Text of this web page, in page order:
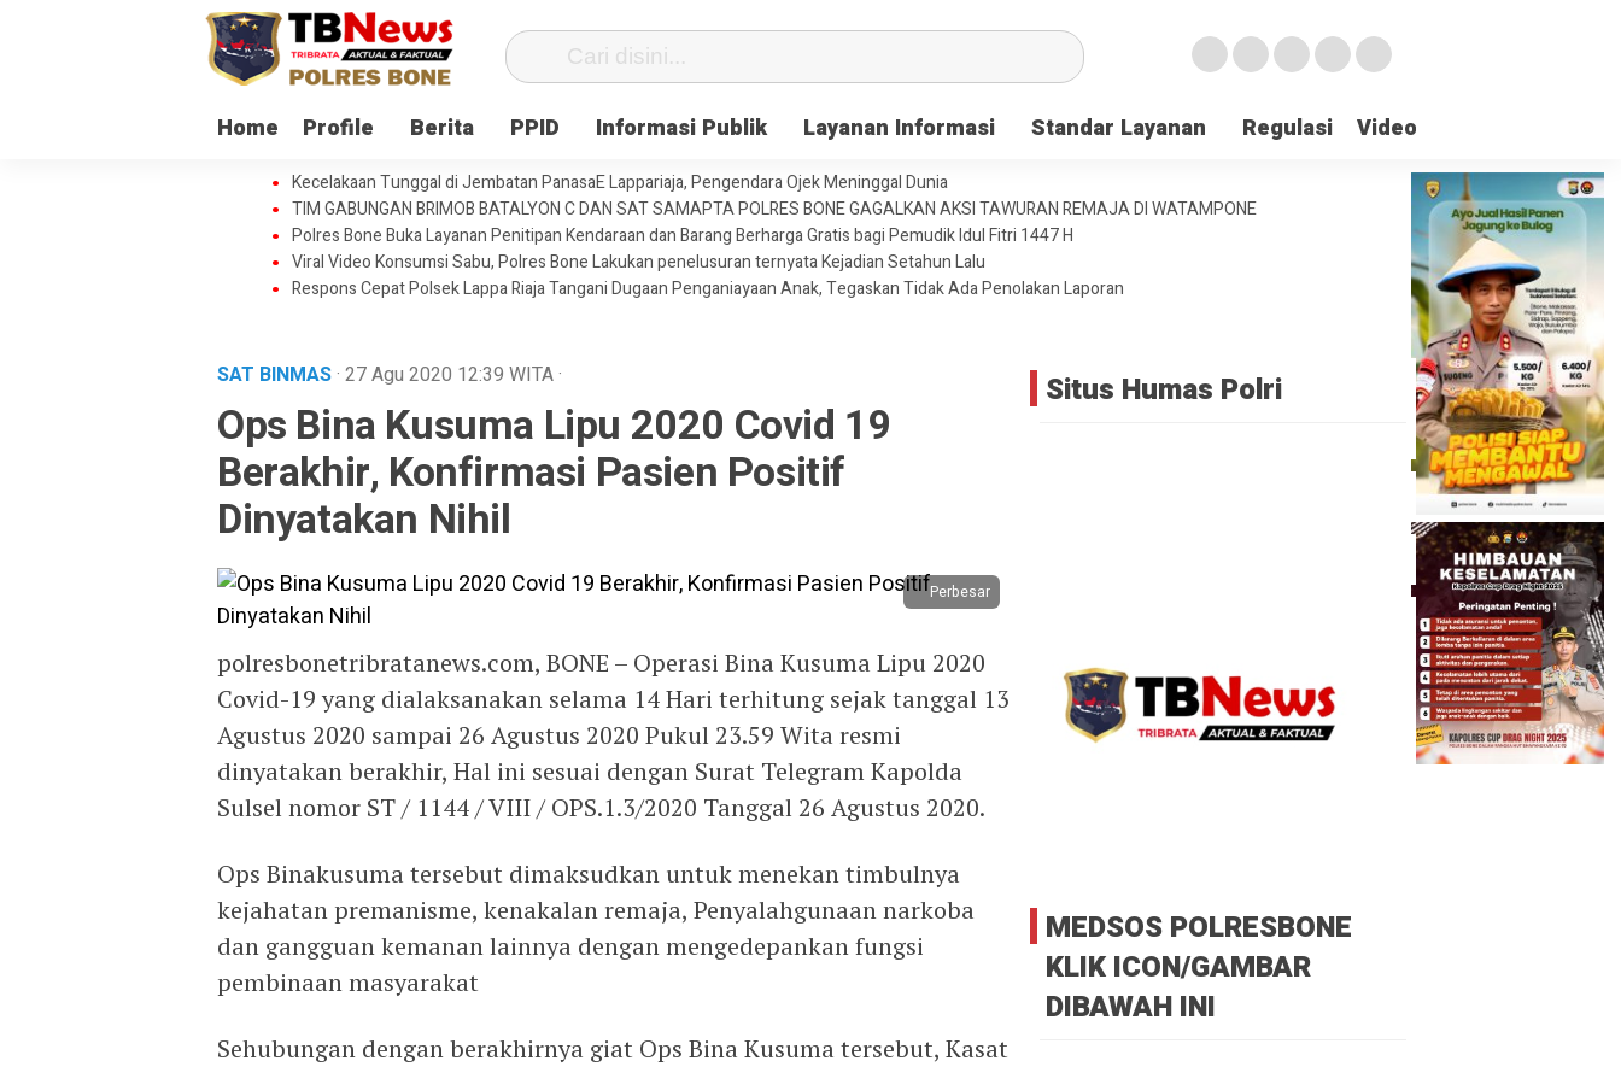
Home Profile Berita PPID Informasi Publik Layanan Informasi Standar Layanan Regulasi Video
Kecelakaan Tunggal di Jembatan PanasaE Lappariaja, Pengendara Ojek Meninggal Dunia
TIM GABUNGAN BRIMOB BATALYON C DAN SAT SAMAPTA POLRES BONE GAGALKAN AKSI TAWURAN REMAJA DI WATAMPONE
Polres Bone Buka Layanan Penitipan Kendaraan dan Barang Berharga Gratis bagi Pemudik Idul Fitri 1447 H
Viral Video Konsumsi Sabu, Polres Bone Lakukan penelusuran ternyata Kejadian Setahun Lalu
Respons Cepat Polsek Lappa Riaja Tangani Dugaan Penganiayaan Anak, Tegaskan Tidak Ada Penolakan Laporan
SAT BINMAS· 27 Agu 2020 12:39 WITA·
Ops Bina Kusuma Lipu 2020 Covid 19
Berakhir, Konfirmasi Pasien Positif
Dinyatakan Nihil
Perbesar
polresbonetribratanews.com, BONE – Operasi Bina Kusuma Lipu 2020
Covid-19 yang dialaksanakan selama 14 Hari terhitung sejak tanggal 13
Agustus 2020 sampai 26 Agustus 2020 Pukul 23.59 Wita resmi
dinyatakan berakhir, Hal ini sesuai dengan Surat Telegram Kapolda
Sulsel nomor ST / 1144 / VIII / OPS.1.3/2020 Tanggal 26 Agustus 2020.
Ops Binakusuma tersebut dimaksudkan untuk menekan timbulnya
kejahatan premanisme, kenakalan remaja, Penyalahgunaan narkoba
dan gangguan kemanan lainnya dengan mengedepankan fungsi
pembinaan masyarakat
Sehubungan dengan berakhirnya giat Ops Bina Kusuma tersebut, Kasat
Situs Humas Polri
MEDSOS POLRESBONE
KLIK ICON/GAMBAR
DIBAWAH INI